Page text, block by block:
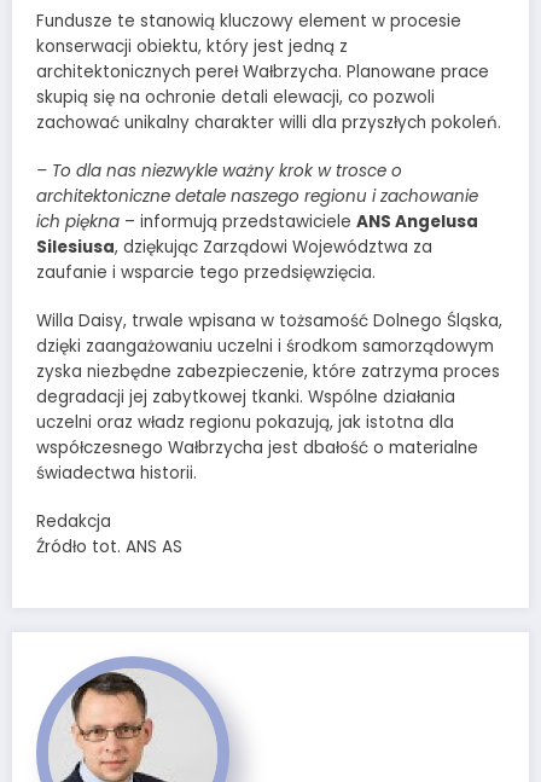
Fundusze te stanowią kluczowy element w procesie
konserwacji obiektu, który jest jedną z
architektonicznych pereł Wałbrzycha. Planowane prace
skupią się na ochronie detali elewacji, co pozwoli
zachować unikalny charakter willi dla przyszłych pokoleń.
– To dla nas niezwykle ważny krok w trosce o
architektoniczne detale naszego regionu i zachowanie
ich piękna – informują przedstawiciele ANS Angelusa
Silesiusa, dziękując Zarządowi Województwa za
zaufanie i wsparcie tego przedsięwzięcia.
Willa Daisy, trwale wpisana w tożsamość Dolnego Śląska,
dzięki zaangażowaniu uczelni i środkom samorządowym
zyska niezbędne zabezpieczenie, które zatrzyma proces
degradacji jej zabytkowej tkanki. Wspólne działania
uczelni oraz władz regionu pokazują, jak istotna dla
współczesnego Wałbrzycha jest dbałość o materialne
świadectwa historii.
Redakcja
Źródło tot. ANS AS